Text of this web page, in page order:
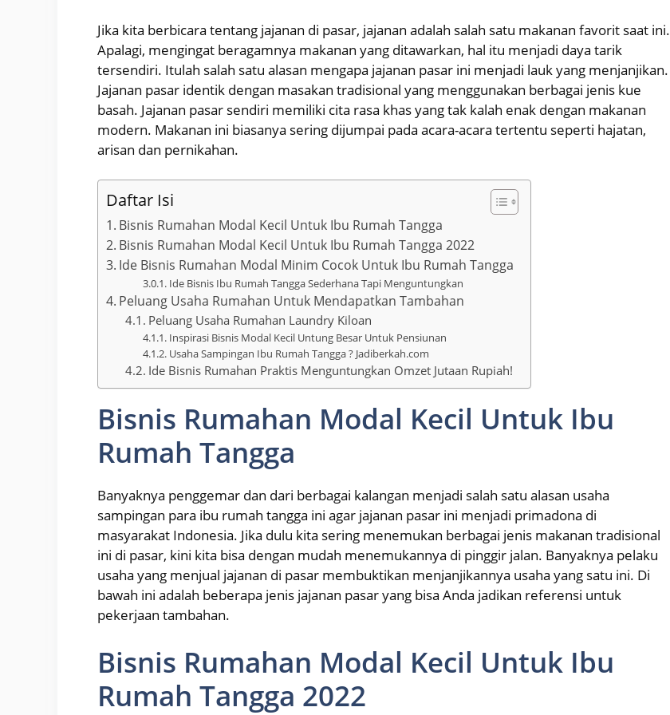
Jika kita berbicara tentang jajanan di pasar, jajanan adalah salah satu makanan favorit saat ini.
Apalagi, mengingat beragamnya makanan yang ditawarkan, hal itu menjadi daya tarik
tersendiri. Itulah salah satu alasan mengapa jajanan pasar ini menjadi lauk yang menjanjikan.
Jajanan pasar identik dengan masakan tradisional yang menggunakan berbagai jenis kue
basah. Jajanan pasar sendiri memiliki cita rasa khas yang tak kalah enak dengan makanan
modern. Makanan ini biasanya sering dijumpai pada acara-acara tertentu seperti hajatan,
arisan dan pernikahan.
Daftar Isi
Bisnis Rumahan Modal Kecil Untuk Ibu Rumah Tangga
Bisnis Rumahan Modal Kecil Untuk Ibu Rumah Tangga 2022
Ide Bisnis Rumahan Modal Minim Cocok Untuk Ibu Rumah Tangga
Ide Bisnis Ibu Rumah Tangga Sederhana Tapi Menguntungkan
Peluang Usaha Rumahan Untuk Mendapatkan Tambahan
Peluang Usaha Rumahan Laundry Kiloan
Inspirasi Bisnis Modal Kecil Untung Besar Untuk Pensiunan
Usaha Sampingan Ibu Rumah Tangga ? Jadiberkah.com
Ide Bisnis Rumahan Praktis Menguntungkan Omzet Jutaan Rupiah!
Bisnis Rumahan Modal Kecil Untuk Ibu
Rumah Tangga
Banyaknya penggemar dan dari berbagai kalangan menjadi salah satu alasan usaha
sampingan para ibu rumah tangga ini agar jajanan pasar ini menjadi primadona di
masyarakat Indonesia. Jika dulu kita sering menemukan berbagai jenis makanan tradisional
ini di pasar, kini kita bisa dengan mudah menemukannya di pinggir jalan. Banyaknya pelaku
usaha yang menjual jajanan di pasar membuktikan menjanjikannya usaha yang satu ini. Di
bawah ini adalah beberapa jenis jajanan pasar yang bisa Anda jadikan referensi untuk
pekerjaan tambahan.
Bisnis Rumahan Modal Kecil Untuk Ibu
Rumah Tangga 2022